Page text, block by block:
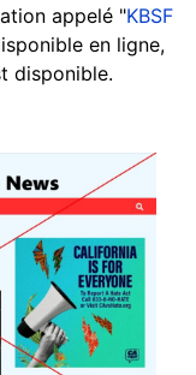
appelé "KBSF
en ligne,
disponible.